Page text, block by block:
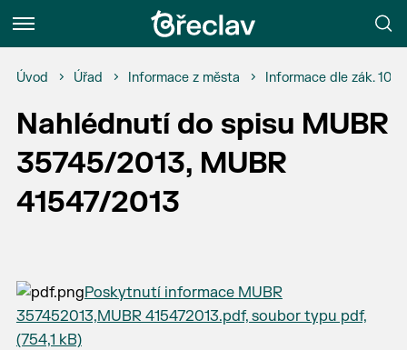
Menu
Úvod Úřad Informace z města Informace dle zák.
Nahlédnutí do spisu MUBR
35745/2013, MUBR
41547/2013
Poskytnutí informace MUBR
357452013,MUBR 415472013.pdf, soubor typu pdf,
(754,1 kB)